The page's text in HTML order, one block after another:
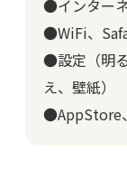
●インター
●WiFi、
●設定（明
え、壁紙）
●AppStore